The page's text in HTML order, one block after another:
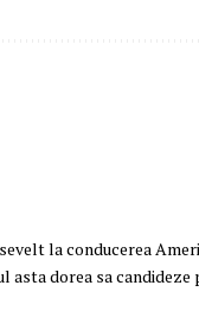
la conducerea
dorea sa